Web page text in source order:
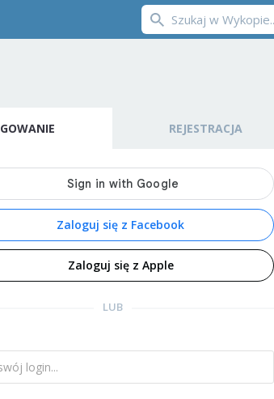
REJESTRACJA
Zaloguj się z Facebook
Zaloguj się z Apple
LUB